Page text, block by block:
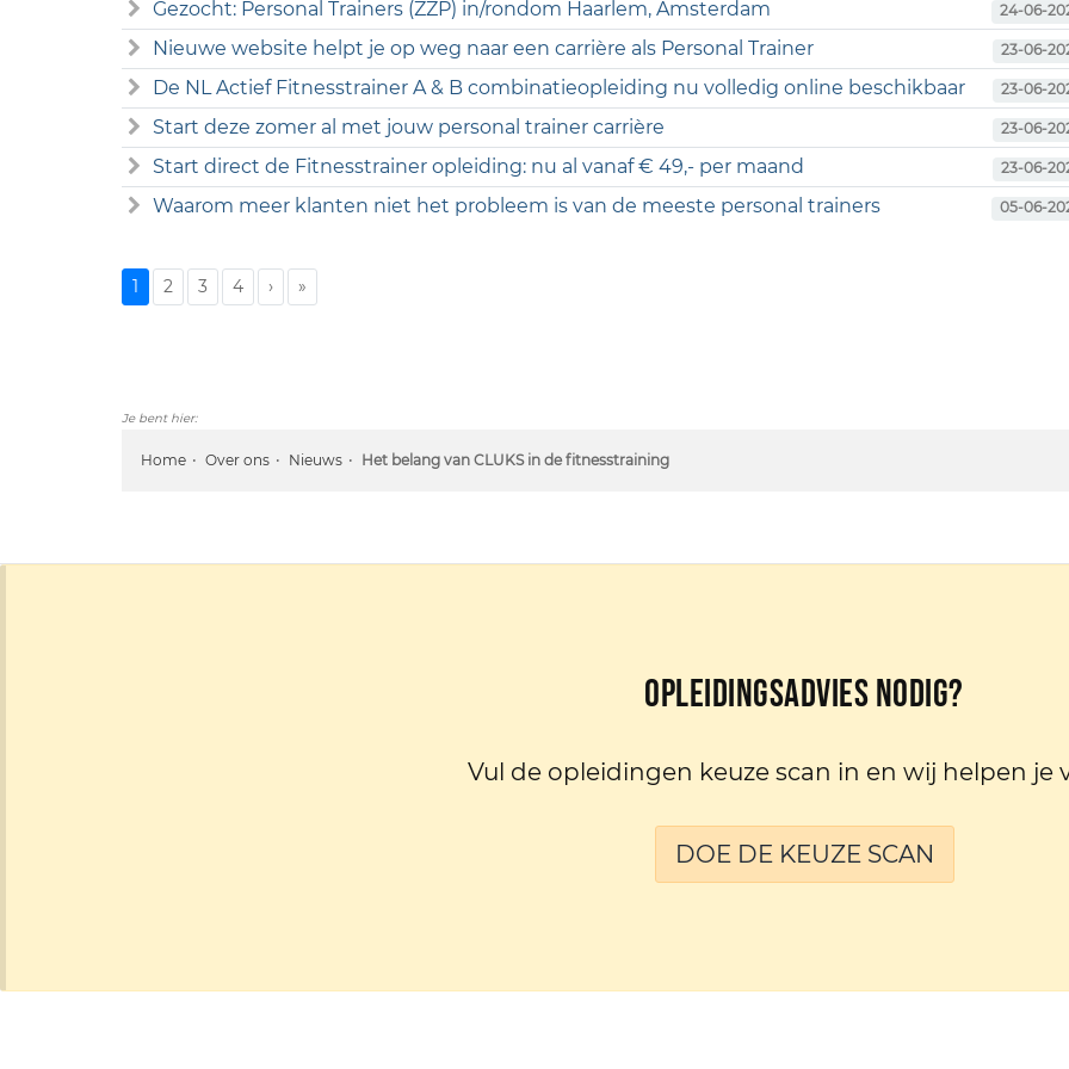
Gezocht: Personal Trainers (ZZP) in/rondom Haarlem, Amsterdam 24-06-
Nieuwe website helpt je op weg naar een carrière als Personal Trainer 23-06-
De NL Actief Fitnesstrainer A & B combinatieopleiding nu volledig online beschikbaar 23-06-
Start deze zomer al met jouw personal trainer carrière 23-06-
Start direct de Fitnesstrainer opleiding: nu al vanaf € 49,- per maand 23-06-
Waarom meer klanten niet het probleem is van de meeste personal trainers 05-06-
1 2 3 4 › »
Je bent hier:
Home Over ons Nieuws Het belang van CLUKS in de fitnesstraining
Opleidingsadvies nodig?
Vul de opleidingen keuze scan in en wij helpen je
DOE DE KEUZE SCAN